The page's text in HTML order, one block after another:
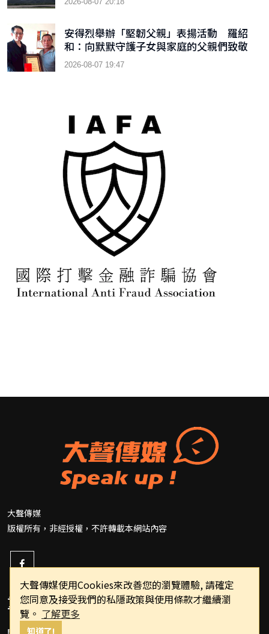
大聲傳媒使用Cookies來改善您的瀏覽體驗, 請確定
您同意及接受我們的私隱政策與使用條款才繼續瀏
覽。 了解更多
知道了!
安得烈舉辦「堅韌父親」表揚活動 羅紹
和：向默默守護子女與家庭的父親們致敬
2026-08-07 19:47
大聲傳媒
版權所有，非經授權，不許轉載本網站內容
重要連結